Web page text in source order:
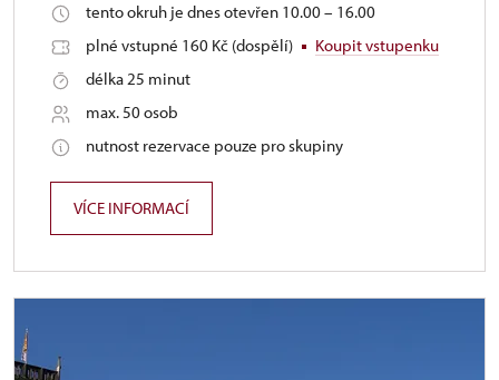
tento okruh je dnes otevřen 10.00 – 16.00
plné vstupné 160 Kč (dospělí)
Koupit vstupenku
délka 25 minut
max. 50 osob
nutnost rezervace pouze pro skupiny
VÍCE INFORMACÍ